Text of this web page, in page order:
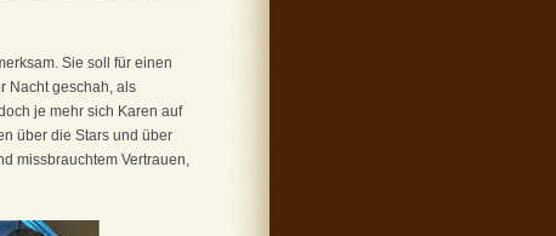
Sie soll für einen
Nacht geschah, als
je mehr sich Karen auf
über die Stars und über
missbrauchtem Vertrauen,